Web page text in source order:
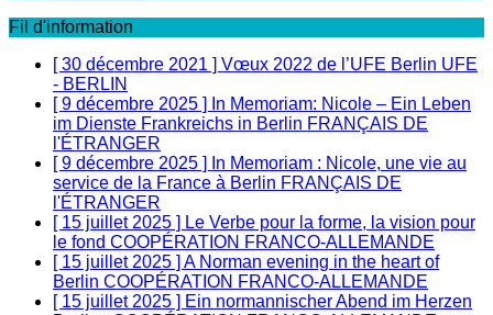
Fil d'information
[ 30 décembre 2021 ] Vœux 2022 de l’UFE Berlin UFE
- BERLIN
[ 9 décembre 2025 ]
In Memoriam: Nicole – Ein Leben
im Dienste Frankreichs in Berlin FRANÇAIS DE
l'ÉTRANGER
[ 9 décembre 2025 ]
In Memoriam : Nicole, une vie au
service de la France à Berlin FRANÇAIS DE
l'ÉTRANGER
[ 15 juillet 2025 ] Le Verbe pour la forme, la vision pour
le fond COOPÉRATION FRANCO-ALLEMANDE
[ 15 juillet 2025 ] A Norman evening in the heart of
Berlin COOPÉRATION FRANCO-ALLEMANDE
[ 15 juillet 2025 ] Ein normannischer Abend im Herzen